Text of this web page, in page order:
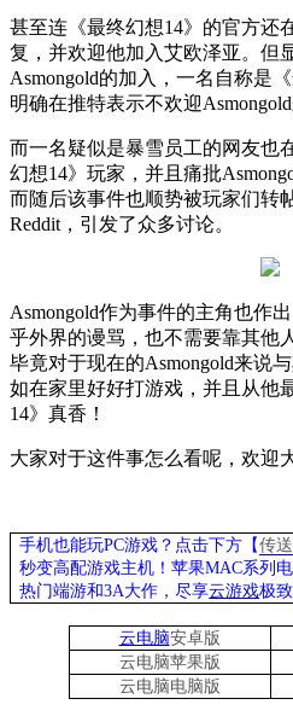
甚至连《最终幻想14》的官方还
复，并欢迎他加入艾欧泽亚。但
Asmongold的加入，一名自称是
明确在推特表示不欢迎Asmongold
而一名疑似是暴雪员工的网友也
幻想14》玩家，并且痛批
而随后该事件也顺势被玩家们转
Reddit ，引发了众多讨论。
Asmongold作为事件的主角也作
乎外界的谩骂，也不需要靠其他
毕竟对于现在的Asmongold来说
如在家里好好打游戏，并且从他
14》真香！
大家对于这件事怎么看呢，欢迎
手机也能玩PC游戏？点击下方【传
秒变高配游戏主机 ！苹果MAC系列
热门端游和3A大作， 尽享云游戏极
云电脑安卓版
云电脑苹果版
云电脑电脑 版